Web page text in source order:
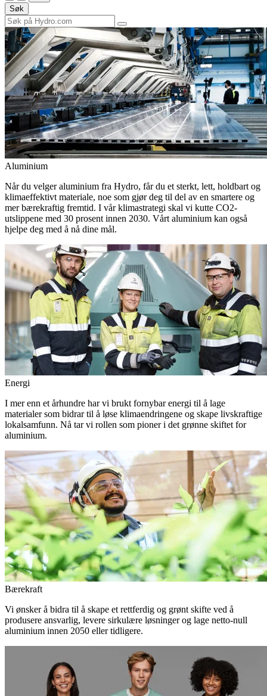
Søk
Aluminium
Når du velger aluminium fra Hydro, får du et sterkt, lett, holdbart og
klimaeffektivt materiale, noe som gjør deg til del av en smartere og
mer bærekraftig fremtid. I vår klimastrategi skal vi kutte CO2-
utslippene med 30 prosent innen 2030. Vårt aluminium kan også
hjelpe deg med å nå dine mål.
Energi
I mer enn et århundre har vi brukt fornybar energi til å lage
materialer som bidrar til å løse klimaendringene og skape livskraftige
lokalsamfunn. Nå tar vi rollen som pioner i det grønne skiftet for
aluminium.
Bærekraft
Vi ønsker å bidra til å skape et rettferdig og grønt skifte ved å
produsere ansvarlig, levere sirkulære løsninger og lage netto-null
aluminium innen 2050 eller tidligere.